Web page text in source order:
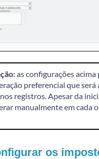
as configurações
preferencial que será
registros. Apesar da
manualmente em cada
os